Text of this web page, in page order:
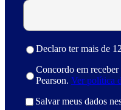
Declaro ter mais de
Concordo em
Pearson. Ver política
Salvar meus dados